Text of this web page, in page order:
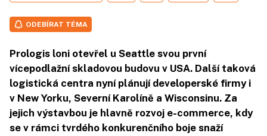
ODEBÍRAT TÉMA
Prologis loni otevřel u Seattle svou první
vícepodlažní skladovou budovu v USA. Další taková
logistická centra nyní plánují developerské firmy i
v New Yorku, Severní Karolíně a Wisconsinu. Za
jejich výstavbou je hlavně rozvoj e-commerce, kdy
se v rámci tvrdého konkurenčního boje snaží